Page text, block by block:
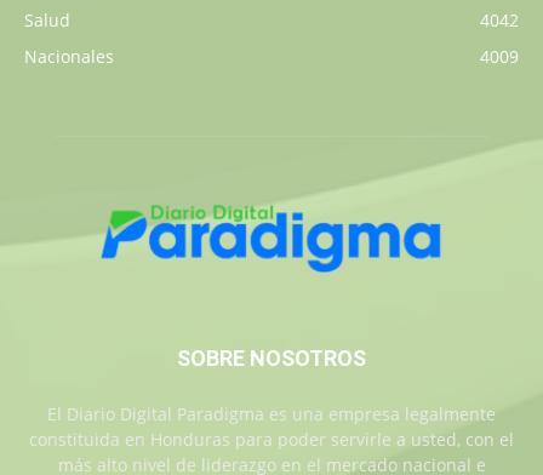
Salud
4042
Nacionales
4009
SOBRE NOSOTROS
El Diario Digital Paradigma es una empresa legalmente
constituida en Honduras para poder servirle a usted, con el
más alto nivel de liderazgo en el mercado nacional e